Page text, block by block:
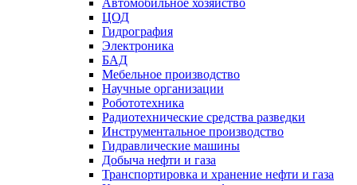
Автомобильное хозяйство
ЦОД
Гидрография
Электроника
БАД
Мебельное производство
Научные организации
Робототехника
Радиотехнические средства разведки
Инструментальное производство
Гидравлические машины
Добыча нефти и газа
Транспортировка и хранение нефти и газа